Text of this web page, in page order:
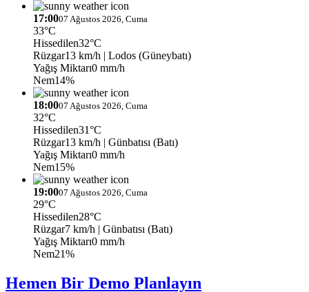
17:0007 Ağustos 2026, Cuma
33°C
Hissedilen32°C
Rüzgar13 km/h | Lodos (Güneybatı)
Yağış Miktarı0 mm/h
Nem14%
18:0007 Ağustos 2026, Cuma
32°C
Hissedilen31°C
Rüzgar13 km/h | Günbatısı (Batı)
Yağış Miktarı0 mm/h
Nem15%
19:0007 Ağustos 2026, Cuma
29°C
Hissedilen28°C
Rüzgar7 km/h | Günbatısı (Batı)
Yağış Miktarı0 mm/h
Nem21%
Hemen Bir Demo Planlayın